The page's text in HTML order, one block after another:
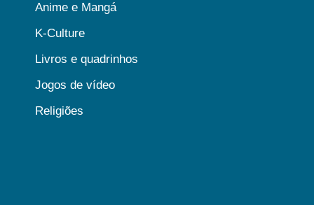
Anime e Mangá
K-Culture
Livros e quadrinhos
Jogos de vídeo
Religiões